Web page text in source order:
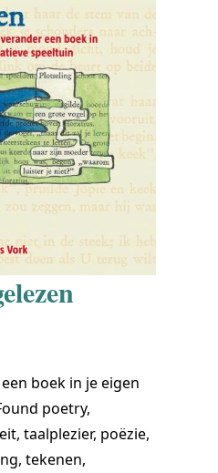
boek in je eigen
poetry,
taalplezier, poëzie,
tekenen,